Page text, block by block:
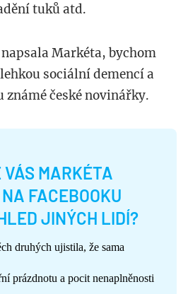
tuků atd.
Markéta, bychom
sociální demencí a
české novinářky.
VÁS MARKÉTA
FACEBOOKU
JINÝCH LIDÍ?
druhých ujistila, že sama
prázdnotu a pocit nenaplněnosti